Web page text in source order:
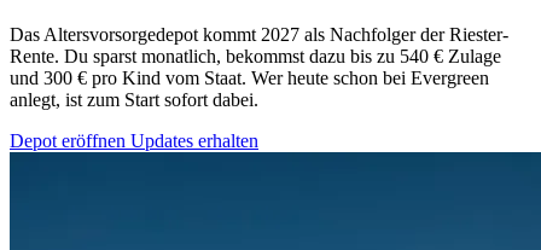
Das Altersvorsorgedepot kommt 2027 als Nachfolger der Riester-
Rente. Du sparst monatlich, bekommst dazu bis zu 540 € Zulage
und 300 € pro Kind vom Staat. Wer heute schon bei Evergreen
anlegt, ist zum Start sofort dabei.
Depot eröffnen Updates erhalten